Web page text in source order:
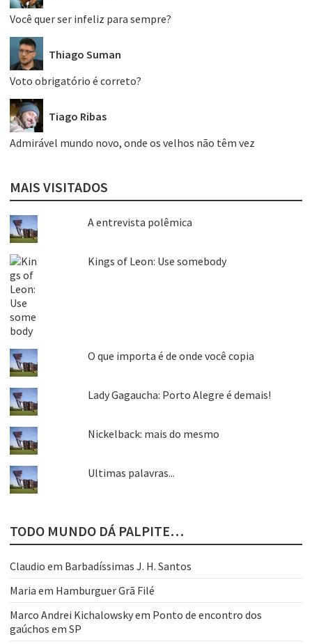
Você quer ser infeliz para sempre?
Thiago Suman
Voto obrigatório é correto?
Tiago Ribas
Admirável mundo novo, onde os velhos não têm vez
MAIS VISITADOS
A entrevista polêmica
Kings of Leon: Use somebody
O que importa é de onde você copia
Lady Gagaucha: Porto Alegre é demais!
Nickelback: mais do mesmo
Ultimas palavras...
TODO MUNDO DÁ PALPITE…
Claudio em Barbadíssimas J. H. Santos
Maria em Hamburguer Grã Filé
Marco Andrei Kichalowskyem Ponto de encontro dos
gaúchos em SP